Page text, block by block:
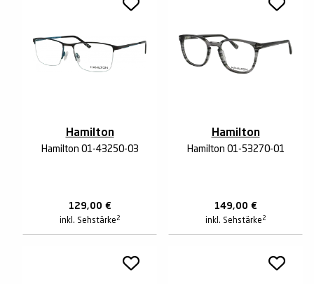
Hamilton
Hamilton 01-43250-03
129,00 €
inkl. Sehstärke 2
Hamilton
Hamilton 01-53270-01
149,00 €
inkl. Sehstärke 2